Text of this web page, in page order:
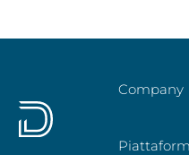
Company